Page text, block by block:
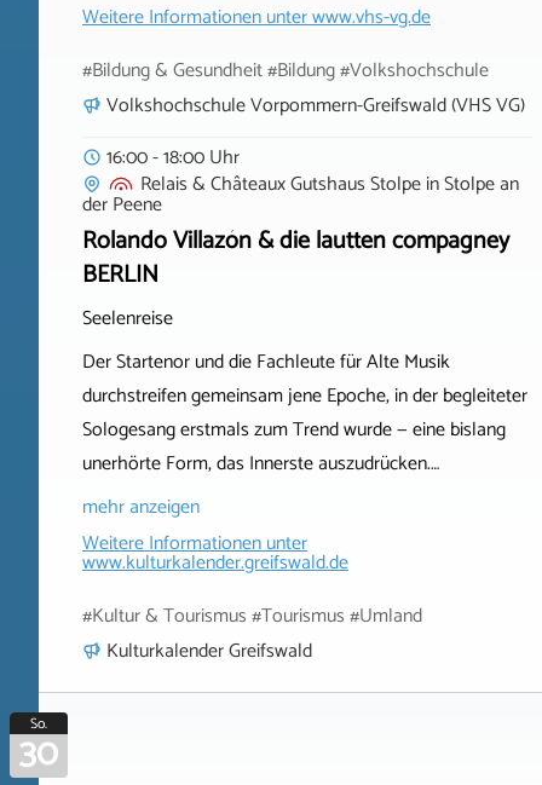
Weitere Informationen unterwww.vhs-vg.de
#Bildung & Gesundheit #Bildung #Volkshochschule
Volkshochschule Vorpommern-Greifswald (VHS VG)
16:00 - 18:00 Uhr
Relais & Châteaux Gutshaus StolpeinStolpe an
der Peene
Rolando Villazón & die lautten compagney
BERLIN
Seelenreise
Der Startenor und die Fachleute für Alte Musik
durchstreifen gemeinsam jene Epoche, in der begleiteter
Sologesang erstmals zum Trend wurde — eine bislang
unerhörte Form, das Innerste auszudrücken.…
mehr anzeigen
Weitere Informationen unter
www.kulturkalender.greifswald.de
#Kultur & Tourismus #Tourismus #Umland
Kulturkalender Greifswald
So.
30